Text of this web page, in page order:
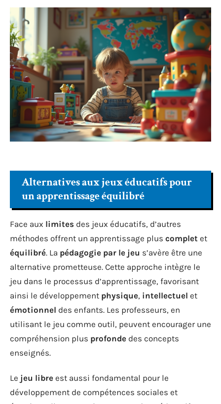
Alternatives aux jeux éducatifs pour
un apprentissage équilibré
Face aux limites des jeux éducatifs, d’autres
méthodes offrent un apprentissage plus complet et
équilibré. La pédagogie par le jeu s’avère être une
alternative prometteuse. Cette approche intègre le
jeu dans le processus d’apprentissage, favorisant
ainsi le développement physique, intellectuel et
émotionnel des enfants. Les professeurs, en
utilisant le jeu comme outil, peuvent encourager une
compréhension plus profonde des concepts
enseignés.
Le jeu libre est aussi fondamental pour le
développement de compétences sociales et